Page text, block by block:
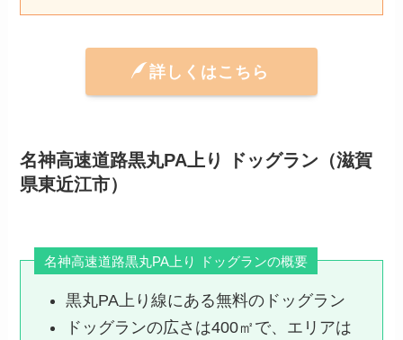
詳しくはこちら
名神高速道路黒丸PA上り ドッグラン（滋賀
県東近江市）
名神高速道路黒丸PA上り ドッグランの概要
黒丸PA上り線にある無料のドッグラン
ドッグランの広さは400㎡で、エリアは